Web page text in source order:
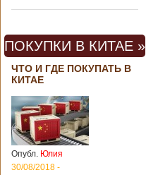
ПОКУПКИ В КИТАЕ »
ЧТО И ГДЕ ПОКУПАТЬ В
КИТАЕ
Опубл. Юлия
30/08/2018 -